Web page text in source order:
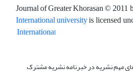
Journal of Greater Khorasan© 2011
International universityis licensed
International
های مهم نشریه در خبرنامه نشریه مشترک